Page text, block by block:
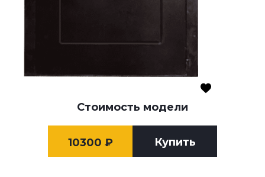
Стоимость модели
10300 ₽ Купить